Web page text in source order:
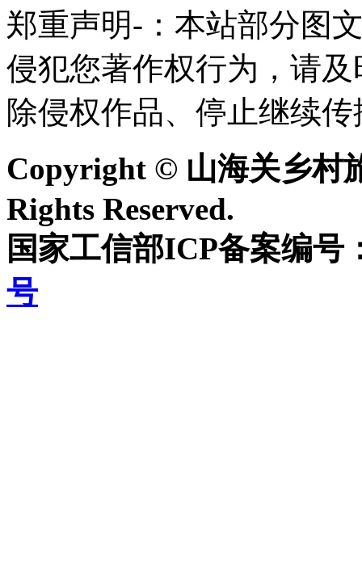
郑重声明-：本站部分图
侵犯您著作权行为，请
除侵权作品、停止继续传
Copyright © 山海关乡村
Rights Reserved.
国家工信部ICP备案编号
号